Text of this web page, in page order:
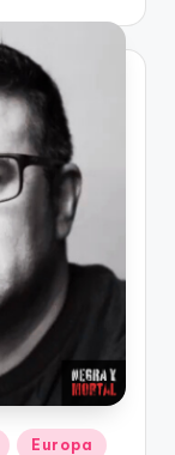
Europa